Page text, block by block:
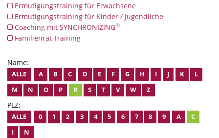
Ermutigungstraining für Erwachsene
Ermutigungstraining für Kinder / Jugendliche
Coaching mit SYNCHRONIZING®
Familienrat-Training
Name:
ALLE A B C D E F G H I J K
L
M
N O P R S T V W Z
PLZ:
ALLE 0 1 2 3 4 5 6 7 8 9 A
C
I
N